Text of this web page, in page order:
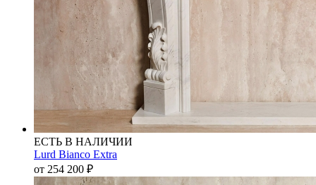
ЕСТЬ В НАЛИЧИИ
Lurd Bianco Extra
от 254 200 ₽